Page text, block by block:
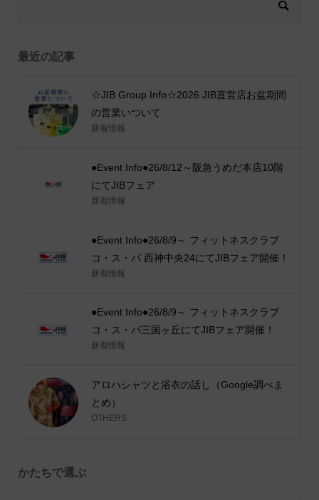
最近の記事
☆JIB Group Info☆2026 JIB直営店お盆期間
の営業いついて
新着情報
●Event Info●26/8/12～阪急うめだ本店10階
にてJIBフェア
新着情報
●Event Info●26/8/9～ フィットネスクラブ
コ・ス・パ 西神中央24にてJIBフェア開催！
新着情報
●Event Info●26/8/9～ フィットネスクラブ
コ・ス・パ三国ヶ丘にてJIBフェア開催！
新着情報
アロハシャツと浴衣の話し（Google調べま
とめ）
OTHERS
かたちで選ぶ